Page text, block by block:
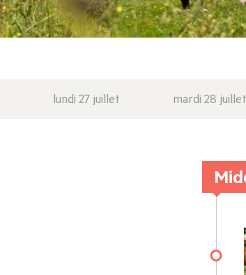
lundi 27 juillet mardi 28 juillet